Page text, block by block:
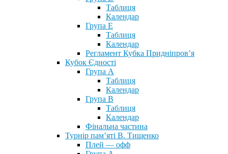
Таблиця
Календар
Група Е
Таблиця
Календар
Регламент Кубка Придніпров’я
Кубок Єдності
Група А
Таблиця
Календар
Група В
Таблиця
Календар
Фінальна частина
Турнір пам’яті В. Тищенко
Плей — офф